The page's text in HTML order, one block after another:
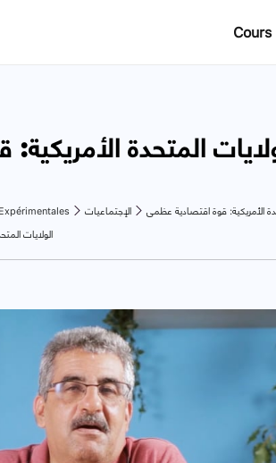
Cours
المتحدة
الإجتماعيات
الأمريكية: قوة اقتصادية عظمى
الولايات